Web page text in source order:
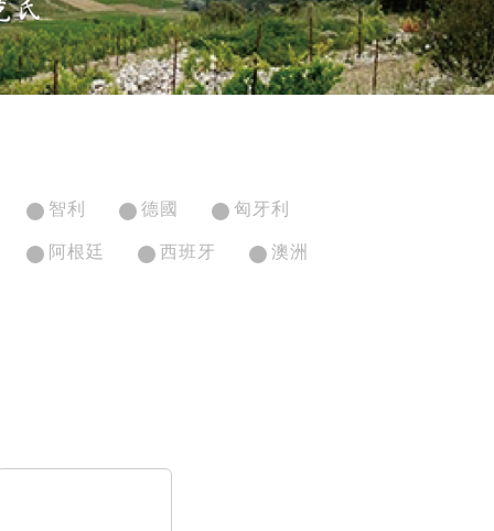
智利 德國 匈牙利
阿根廷 西班牙 澳洲